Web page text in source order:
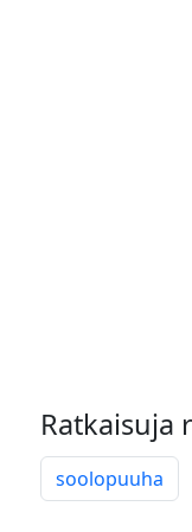
Ratkaisuja
soolopuuha